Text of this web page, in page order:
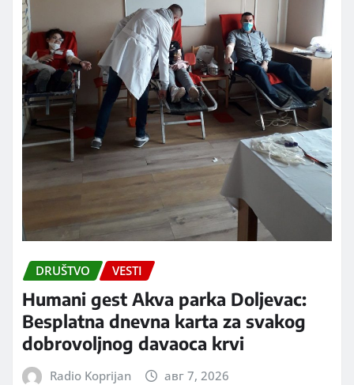
DRUŠTVO VESTI
Humani gest Akva parka Doljevac:
Besplatna dnevna karta za svakog
dobrovoljnog davaoca krvi
Radio Koprijan авг 7, 2026